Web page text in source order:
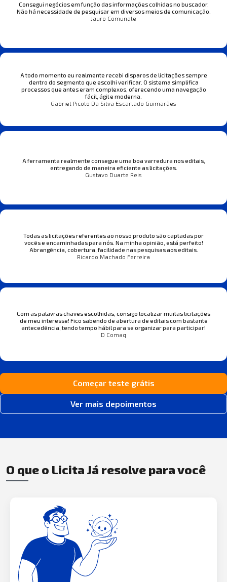
Consegui negócios em função das informações colhidas no buscador.
Não há necessidade de pesquisar em diversos meios de comunicação.
Jauro Comunale
A todo momento eu realmente recebi disparos de licitações sempre
dentro do segmento que escolhi verificar. O sistema simplifica
processos que antes eram complexos, oferecendo uma navegação
fácil, ágil e moderna.
Gabriel Picolo Da Silva Escarlado Guimarães
A ferramenta realmente consegue uma boa varredura nos editais,
entregando de maneira eficiente as licitações.
Gustavo Duarte Reis
Todas as licitações referentes ao nosso produto são captadas por
vocês e encaminhadas para nós. Na minha opinião, está perfeito!
Abrangência, cobertura, facilidade nas pesquisas aos editais.
Ricardo Machado Ferreira
Com as palavras chaves escolhidas, consigo localizar muitas licitações
de meu interesse! Fico sabendo de abertura de editais com bastante
antecedência, tendo tempo hábil para se organizar para participar!
D Comaq
Começar teste grátis
Ver mais depoimentos
O que o Licita Já resolve para você